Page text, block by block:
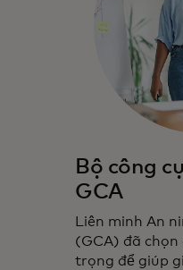
Bộ công
GCA
Liên minh An
(GCA) đã chọn
trọng để giúp